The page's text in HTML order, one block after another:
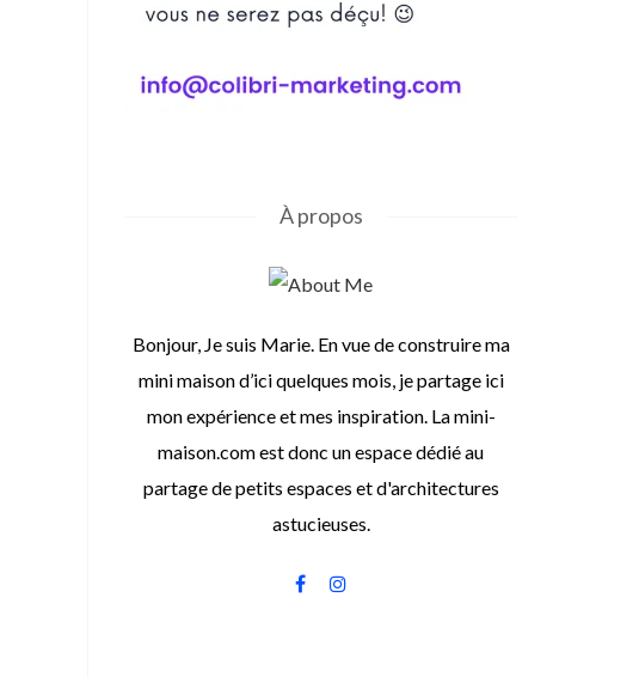
À propos
Bonjour, Je suis Marie. En vue de construire ma
mini maison d’ici quelques mois, je partage ici
mon expérience et mes inspiration. La mini-
maison.com est donc un espace dédié au
partage de petits espaces et d'architectures
astucieuses.